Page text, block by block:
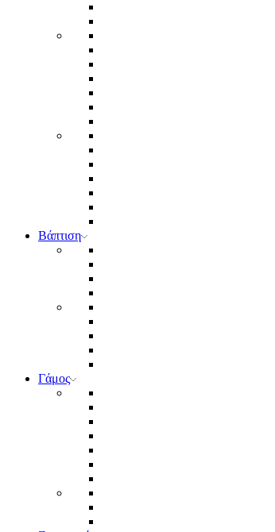
Βάπτιση
Γάμος